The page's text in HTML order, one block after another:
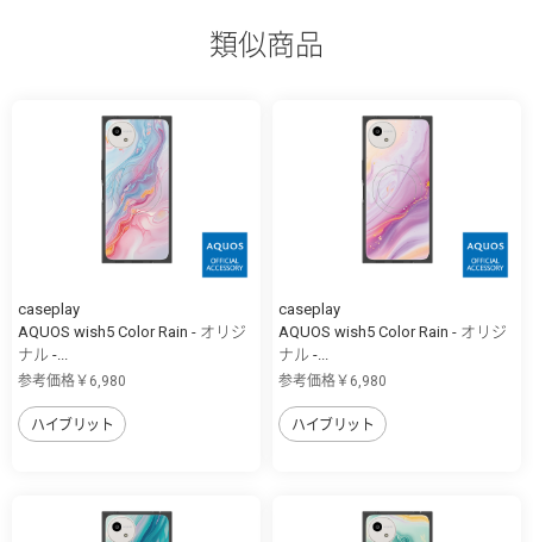
類似商品
caseplay
AQUOS wish5 Color Rain - オリジ
ナル -...
参考価格￥6,980
ハイブリット
caseplay
AQUOS wish5 Color Rain - オリジ
ナル -...
参考価格￥6,980
ハイブリット